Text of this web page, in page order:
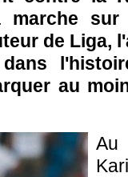
marche
de Liga,
au
Au